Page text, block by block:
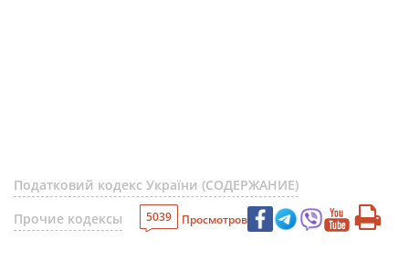
Податковий кодекс України (СОДЕРЖАНИЕ)
Прочие кодексы
5039 Просмотров